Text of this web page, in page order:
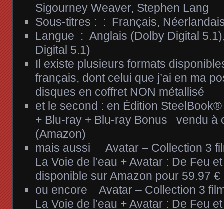
Sigourney Weaver, Stephen Lang
Sous-titres : ‏ : ‎ Français,
Langue ‏ : ‎ Anglais (Dolby Digital
Digital 5.1)
Il existe plusieurs formats
français, dont celui que j’ai en ma
disques en coffret NON métallisé
et le second : en Édition
+ Blu-ray + Blu-ray Bonus vendu à
(Amazon)
mais aussi Avatar – Collection 3
La Voie de l’eau + Avatar : De Feu
disponible sur Amazon pour 59.97 €
ou encore Avatar – Collection 3
La Voie de l’eau + Avatar : De Feu